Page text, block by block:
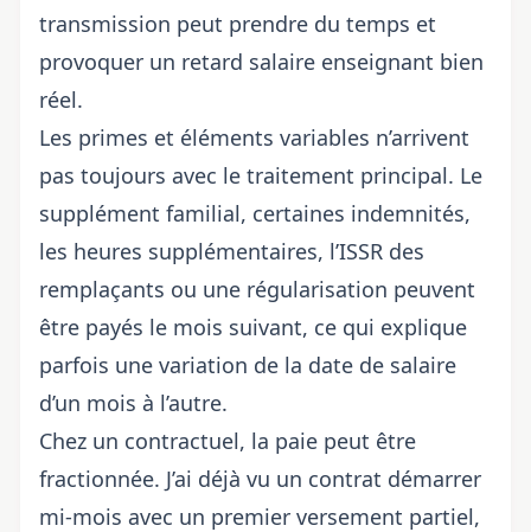
transmission peut prendre du temps et
provoquer un retard salaire enseignant bien
réel.
Les primes et éléments variables n’arrivent
pas toujours avec le traitement principal. Le
supplément familial, certaines indemnités,
les heures supplémentaires, l’ISSR des
remplaçants ou une régularisation peuvent
être payés le mois suivant, ce qui explique
parfois une variation de la date de salaire
d’un mois à l’autre.
Chez un contractuel, la paie peut être
fractionnée. J’ai déjà vu un contrat démarrer
mi-mois avec un premier versement partiel,